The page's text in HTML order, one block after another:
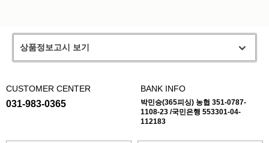
상품정보고시 보기
CUSTOMER CENTER
031-983-0365
BANK INFO
박민승(365피싱) 농협 351-0787-
1108-23 /국민은행 553301-04-
112183